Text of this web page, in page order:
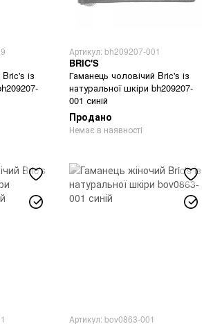
із
Артикул: bh209207-001
BRIC'S
Гаманець чоловічий Bric's із
натуральної шкіри bh209207-
001 синій
Продано
Немає в наявності
Артикул: bov0863-001